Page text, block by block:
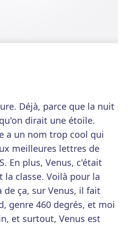
Déjà, parce que la nuit
dirait une étoile.
a un nom trop cool qui
meilleures lettres de
En plus, Venus, c'était
classe. Voilà pour la
ça, sur Venus, il fait
genre 460 degrés, et moi
et surtout, Venus est